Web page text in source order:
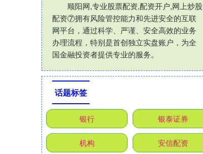
顺阳网,专业股票配资,配资开户,网上炒股
配资⑦拥有风险管控能力和先进安全的互联
网平台，通过科学、严谨、安全高效的业务
办理流程，特别是首创独立实盘账户，为全
国金融投资者提供专业的服务。
话题标签
银行 银泰证券
机构 安信配资